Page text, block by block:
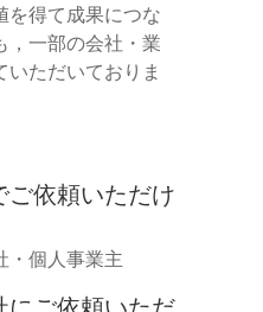
を得て成果につな
，一部の会社・業
ただいておりま
ご依頼いただけ
・個人事業主